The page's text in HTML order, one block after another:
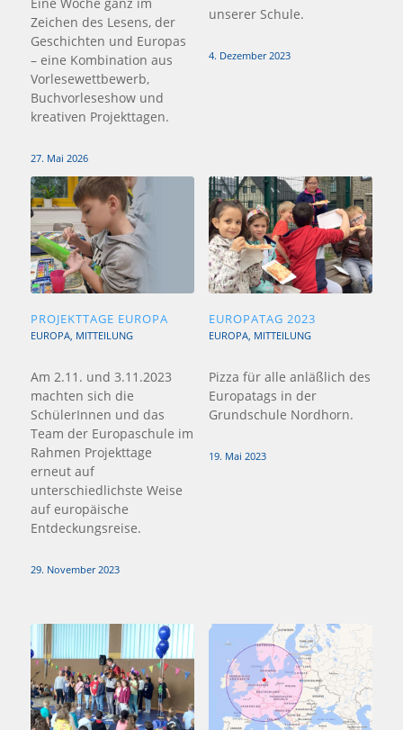
Zeichen des Lesens, der
Geschichten und Europas
– eine Kombination aus
Vorlesewettbewerb,
Buchvorleseshow und
kreativen Projekttagen.
27. Mai 2026
unserer Schule.
4. Dezember 2023
PROJEKTTAGE EUROPA
EUROPA, MITTEILUNG
Am 2.11. und 3.11.2023
machten sich die
SchülerInnen und das
Team der Europaschule im
Rahmen Projekttage
erneut auf
unterschiedlichste Weise
auf europäische
Entdeckungsreise.
29. November 2023
EUROPATAG 2023
EUROPA, MITTEILUNG
Pizza für alle anläßlich des
Europatags in der
Grundschule Nordhorn.
19. Mai 2023